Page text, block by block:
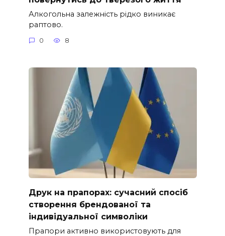
Алкогольна залежність рідко виникає
раптово.
0 8
Друк на прапорах: сучасний спосіб
створення брендованої та
індивідуальної символіки
Прапори активно використовують для